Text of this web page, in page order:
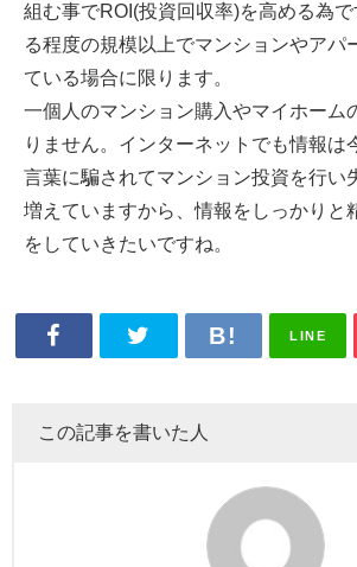
組む事でROI(投資回収率)を高める為
る程度の規模以上でマンションやアパ
ている場合に限ります。
一個人のマンション購入やマイホーム
りません。インターネットでも情報は
言葉に騙されてマンション投資を行い
増えていますから、情報をしっかりと
をしていきたいですね。
LINE
この記事を書いた人